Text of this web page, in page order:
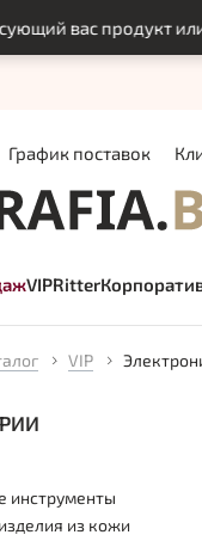
продукт или вам
График поставок
VIPRitter
VIP
инструменты
из кожи